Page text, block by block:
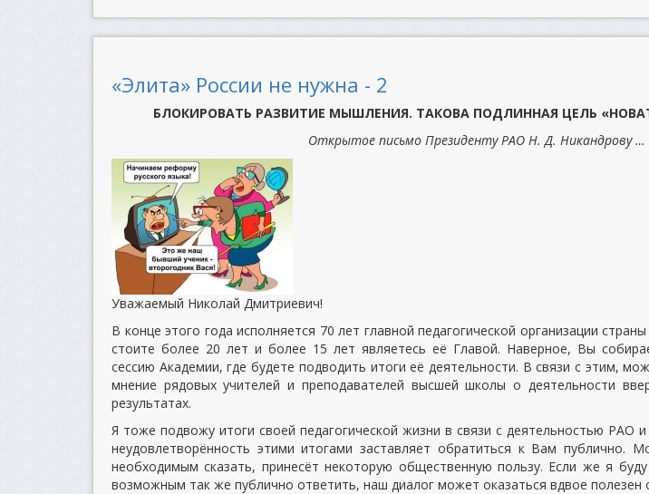
«Элита» России не нужна - 2
БЛОКИРОВАТЬ РАЗВИТИЕ МЫШЛЕНИЯ. ТАКОВА ПОДЛИННАЯ ЦЕЛЬ
Открытое письмо Президенту РАО Н. Д. Никандрову …
Уважаемый Николай Дмитриевич!
В конце этого года исполняется 70 лет главной педагогической организации
стоите более 20 лет и более 15 лет являетесь её Главой. Наверное, Вы
сессию Академии, где будете подводить итоги её деятельности. В связи с этим,
мнение рядовых учителей и преподавателей высшей школы о деятельности
результатах.
Я тоже подвожу итоги своей педагогической жизни в связи с деятельностью РАО
неудовлетворённость этими итогами заставляет обратиться к Вам
необходимым сказать, принесёт некоторую общественную пользу. Если же я
возможным так же публично ответить, наш диалог может оказаться вдвое полезен